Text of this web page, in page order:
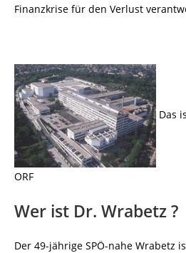
Finanzkrise für den Verlust
Das
ORF
Wer ist Dr. Wrabetz ?
Der 49-jährige SPÖ-nahe Wrabetz